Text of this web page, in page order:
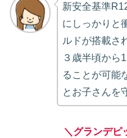
新安全基準
にしっかりと
ルドが搭載さ
３歳半頃から
ることが可能
とお子さんを
＼グランデピ